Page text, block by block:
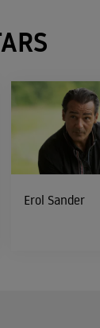
Erol Sander